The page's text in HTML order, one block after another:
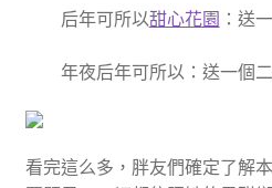
后年可所以甜心花園 ：送
年夜后年可所以：送一個
看完這么多，胖友們確定了解